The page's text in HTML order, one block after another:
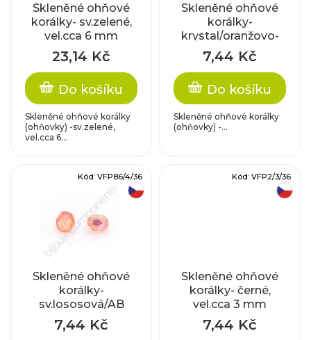
Skleněné ohňové
korálky- sv.zelené,
vel.cca 6 mm
23,14 Kč
Do košíku
Skleněné ohňové korálky
(ohňovky) -sv.zelené,
vel.cca 6...
Skleněné ohňové
korálky-
krystal/oranžovo-
růžový pokov,
vel.cca 4 mm
7,44 Kč
Do košíku
Skleněné ohňové korálky
(ohňovky) -...
Skleněné ohňové
korálky-
sv.lososová/AB
pokov, vel.cca 4
mm
7,44 Kč
Kód: VFP86/4/36
Skleněné ohňové
korálky- černé,
vel.cca 3 mm
7,44 Kč
Kód: VFP2/3/36